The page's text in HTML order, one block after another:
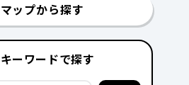
マップから探す
キーワードで探す